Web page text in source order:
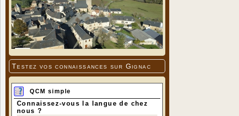
Testez vos connaissances sur Gignac
QCM simple
Connaissez-vous la langue de chez
nous ?